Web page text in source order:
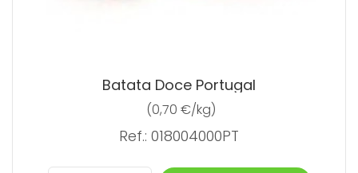
Batata Doce Portugal
(0,70 €/kg)
Ref.: 018004000PT